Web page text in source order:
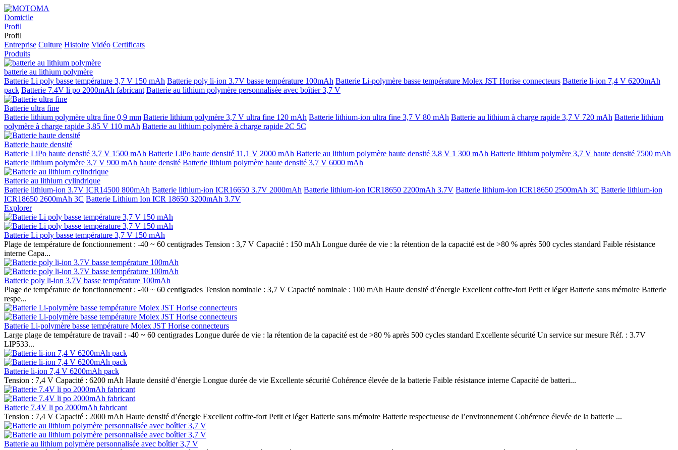
Domicile
Profil
Profil
Entreprise Culture Histoire Vidéo Certificats
Produits
batterie au lithium polymère
Batterie Li poly basse température 3,7 V 150 mAh Batterie poly li-ion 3.7V basse température 100mAh Batterie Li-polymère basse température Molex JST Horise connecteurs Batterie li-ion 7,4 V 6200mAh
pack Batterie 7.4V li po 2000mAh fabricant Batterie au lithium polymère personnalisée avec boîtier 3,7 V
Batterie ultra fine
Batterie lithium polymère ultra fine 0,9 mm Batterie lithium polymère 3,7 V ultra fine 120 mAh Batterie lithium-ion ultra fine 3,7 V 80 mAh Batterie au lithium à charge rapide 3,7 V 720 mAh Batterie lithium
polymère à charge rapide 3,85 V 110 mAh Batterie au lithium polymère à charge rapide 2C 5C
Batterie haute densité
Batterie LiPo haute densité 3,7 V 1500 mAh Batterie LiPo haute densité 11,1 V 2000 mAh Batterie au lithium polymère haute densité 3,8 V 1 300 mAh Batterie lithium polymère 3,7 V haute densité 7500 mAh
Batterie lithium polymère 3,7 V 900 mAh haute densité Batterie lithium polymère haute densité 3,7 V 6000 mAh
Batterie au lithium cylindrique
Batterie lithium-ion 3.7V ICR14500 800mAh Batterie lithium-ion ICR16650 3.7V 2000mAh Batterie lithium-ion ICR18650 2200mAh 3.7V Batterie lithium-ion ICR18650 2500mAh 3C Batterie lithium-ion
ICR18650 2600mAh 3C Batterie Lithium Ion ICR 18650 3200mAh 3.7V
Explorer
Batterie Li poly basse température 3,7 V 150 mAh
Plage de température de fonctionnement : -40 ~ 60 centigrades Tension : 3,7 V Capacité : 150 mAh Longue durée de vie : la rétention de la capacité est de >80 % après 500 cycles standard Faible résistance
interne Capa...
Batterie poly li-ion 3.7V basse température 100mAh
Plage de température de fonctionnement : -40 ~ 60 centigrades Tension nominale : 3,7 V Capacité nominale : 100 mAh Haute densité d’énergie Excellent coffre-fort Petit et léger Batterie sans mémoire Batterie
respe...
Batterie Li-polymère basse température Molex JST Horise connecteurs
Large plage de température de travail : -40 ~ 60 centigrades Longue durée de vie : la rétention de la capacité est de >80 % après 500 cycles standard Excellente sécurité Un service sur mesure Réf. : 3.7V
LIP533...
Batterie li-ion 7,4 V 6200mAh pack
Tension : 7,4 V Capacité : 6200 mAh Haute densité d’énergie Longue durée de vie Excellente sécurité Cohérence élevée de la batterie Faible résistance interne Capacité de batteri...
Batterie 7.4V li po 2000mAh fabricant
Tension : 7,4 V Capacité : 2000 mAh Haute densité d’énergie Excellent coffre-fort Petit et léger Batterie sans mémoire Batterie respectueuse de l’environnement Cohérence élevée de la batterie ...
Batterie au lithium polymère personnalisée avec boîtier 3,7 V